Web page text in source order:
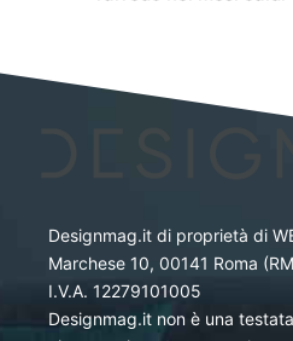
Designmag.it di proprietà di
Marchese 10, 00141 Roma
I.V.A. 12279101005
Designmag.it non è una